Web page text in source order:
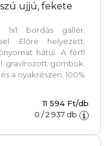
ujjú, fekete
1x1 bordás gallér.
Előre helyezett,
hátul. A férfi
gravírozott gombok.
a nyakrészen. 100%
11 594 Ft/db
0 /2 937 db